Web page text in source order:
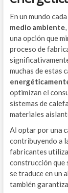
En un mundo
medio ambiente
una opción que
proceso de
muchas de estas
optimizan el
sistemas de
materiales
Al optar por una
contribuyendo a
fabricantes
construcción que
se traduce en un
también